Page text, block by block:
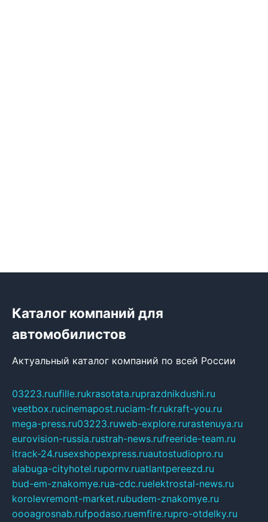
Каталог компаний для
автомобилистов
Актуальный каталог компаний по всей России
03223.ruufille.rukrasotata.ruprazdnikdushi.ru
veetbox.rucinemapost.ruciam-fr.rukraft-you.ru
mega-press.ru03223.ruweb-explore.rurastenuya.ru
eurovision-russia.rustrah-news.rufreeride-team.ru
itrack-24.rusexshopexpress.ruautostudiopro.ru
alabuga-cityhotel.rupornv.ruatlantpereezd.ru
bud-em-znakomye.rua-cdc.ruelektrostal-news.ru
korolevremont-market.rubudem-znakomye.ru
oooagrosnab.rufpodaso.ruemfire.rupro-otdelky.ru